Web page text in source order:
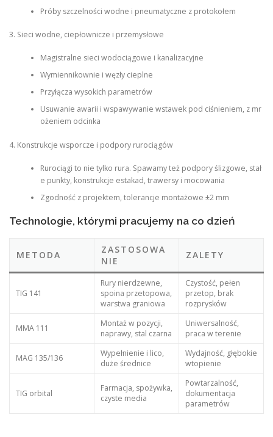
Próby szczelności wodne i pneumatyczne z protokołem
3. Sieci wodne, ciepłownicze i przemysłowe
Magistralne sieci wodociągowe i kanalizacyjne
Wymiennikownie i węzły cieplne
Przyłącza wysokich parametrów
Usuwanie awarii i wspawywanie wstawek pod ciśnieniem, z mr
ożeniem odcinka
4. Konstrukcje wsporcze i podpory rurociągów
Rurociągi to nie tylko rura. Spawamy też podpory ślizgowe, stał
e punkty, konstrukcje estakad, trawersy i mocowania
Zgodność z projektem, tolerancje montażowe ±2 mm
Technologie, którymi pracujemy na co dzień
METODA
ZASTOSOWA
NIE
ZALETY
TIG 141
Rury nierdzewne,
spoina przetopowa,
warstwa graniowa
Czystość, pełen
przetop, brak
rozprysków
MMA 111
Montaż w pozycji,
naprawy, stal czarna
Uniwersalność,
praca w terenie
MAG 135/136
Wypełnienie i lico,
duże średnice
Wydajność, głębokie
wtopienie
TIG orbital
Farmacja, spożywka,
czyste media
Powtarzalność,
dokumentacja
parametrów